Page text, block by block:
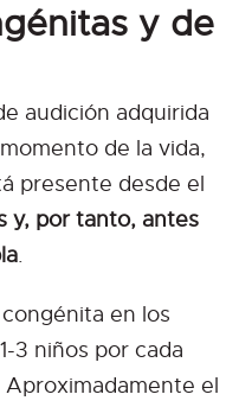
y de
audición adquirida
de la vida,
presente desde el
y, por tanto, antes
.
en los
3 niños por cada
Aproximadamente el